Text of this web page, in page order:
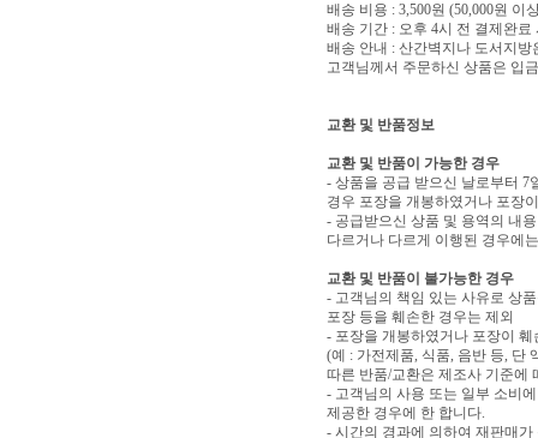
배송 비용 : 3,500원 (50,000원 이
배송 기간 : 오후 4시 전 결제완료
배송 안내 : 산간벽지나 도서지
고객님께서 주문하신 상품은 입
교환 및 반품정보
교환 및 반품이 가능한 경우
- 상품을 공급 받으신 날로부터 7
경우 포장을 개봉하였거나 포장
- 공급받으신 상품 및 용역의 내
다르거나 다르게 이행된 경우에
교환 및 반품이 불가능한 경우
- 고객님의 책임 있는 사유로 상
포장 등을 훼손한 경우는 제외
- 포장을 개봉하였거나 포장이
(예 : 가전제품, 식품, 음반 등, 단
따른 반품/교환은 제조사 기준에
- 고객님의 사용 또는 일부 소비
제공한 경우에 한 합니다.
- 시간의 경과에 의하여 재판매